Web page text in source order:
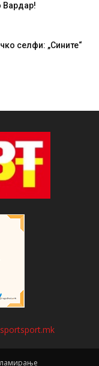
Вардар!
селфи: „Сините“